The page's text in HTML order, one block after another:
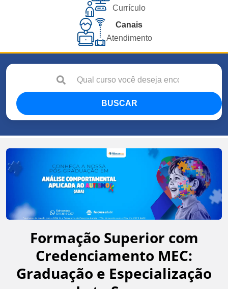
Currículo
Canais
Atendimento
BUSCAR
Formação Superior com
Credenciamento MEC:
Graduação e Especialização